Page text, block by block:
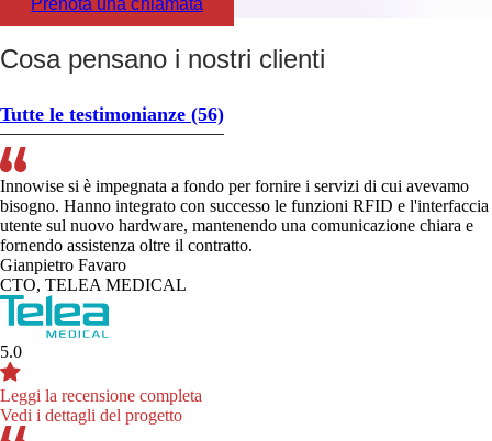
Prenota una chiamata
Cosa pensano i nostri clienti
Tutte le testimonianze (56)
Innowise si è impegnata a fondo per fornire i servizi di cui avevamo
bisogno. Hanno integrato con successo le funzioni RFID e l'interfaccia
utente sul nuovo hardware, mantenendo una comunicazione chiara e
fornendo assistenza oltre il contratto.
Gianpietro Favaro
CTO, TELEA MEDICAL
5.0
Leggi la recensione completa
Vedi i dettagli del progetto